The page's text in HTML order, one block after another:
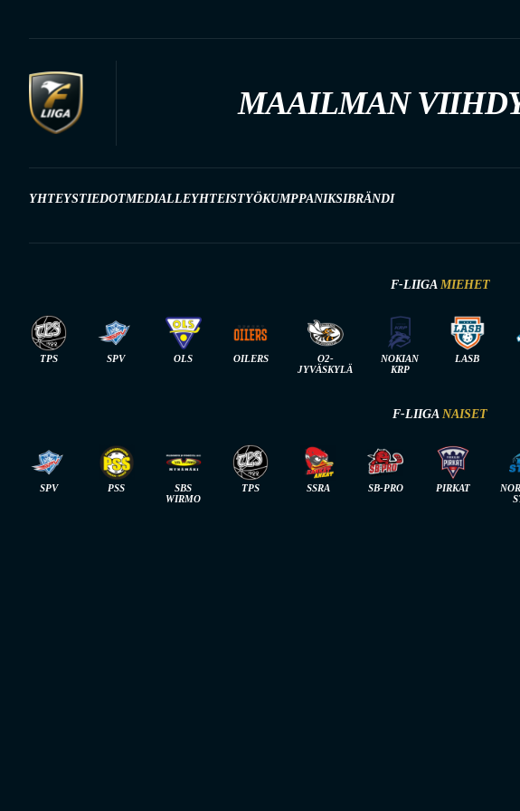
MAAILMAN
YHTEYSTIEDOTMEDIALLEYHTEISTYÖKUMPPANIKSIBRÄNDI
F-LIIGA MIEHET
TPS SPV OLS OILERS
O2-
JYVÄSKYLÄ
NOKIAN
KRP
LASB
F-LIIGA NAISET
SPV PSS
SBS
WIRMO
TPS SSRA SB-PRO PIRKAT